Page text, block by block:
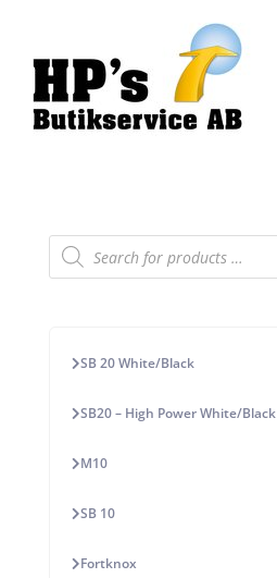
Products
search
SB 20 White/Black
SB20 – High Power White/Black
M10
SB 10
Fortknox